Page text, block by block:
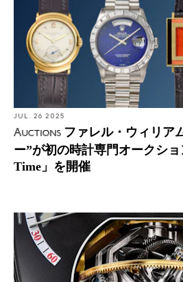
JUL. 26 2025
Auctions ファレル・ウィリア
ー”が初の時計専門オークシ
Time」を開催